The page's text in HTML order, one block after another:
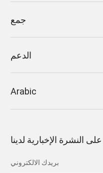
جمع
الدعم
Arabic
النشرة الإخبارية لدينا